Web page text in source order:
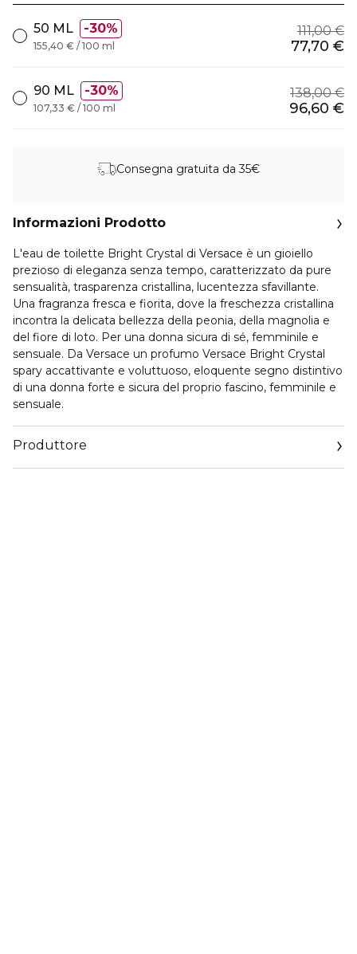
50 ML 30% 111,00 €
77,70 €
155,40 € / 100 ml
90 ML 30% 138,00 €
96,60 €
107,33 € / 100 ml
Consegna gratuita da 35€
Informazioni Prodotto
L'eau de toilette Bright Crystal di Versace è un gioiello
prezioso di eleganza senza tempo, caratterizzato da pure
sensualità, trasparenza cristallina, lucentezza sfavillante.
Una fragranza fresca e fiorita, dove la freschezza cristallina
incontra la delicata bellezza della peonia, della magnolia e
del fiore di loto. Per una donna sicura di sé, femminile e
sensuale. Da Versace un profumo Versace Bright Crystal
spary accattivante e voluttuoso, eloquente segno distintivo
di una donna forte e sicura del proprio fascino, femminile e
sensuale.
Produttore